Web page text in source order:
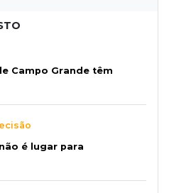
Campo Grande têm
é lugar para